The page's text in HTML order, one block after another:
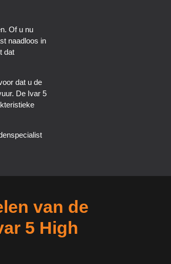
Of u nu
naadloos in
dat
dat u de
De Ivar 5
van de
5 High